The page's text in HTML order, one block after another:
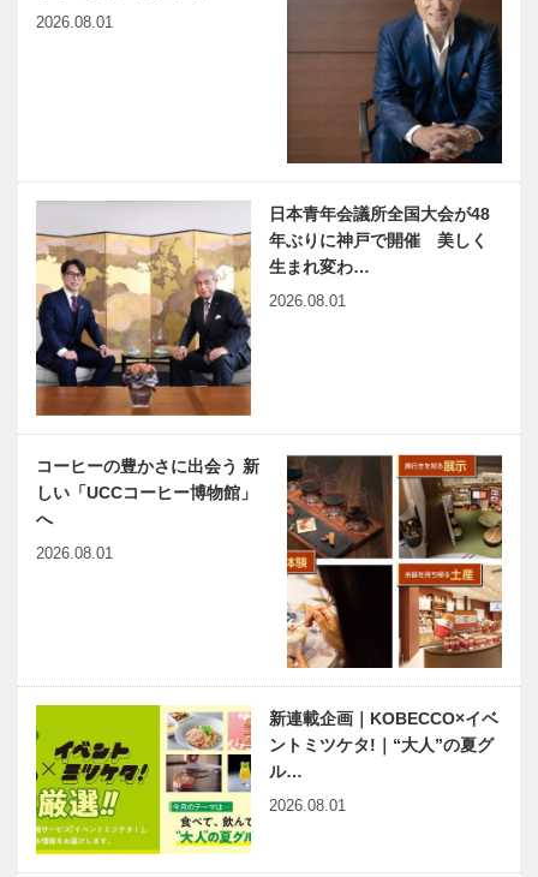
兵庫県医師会
の「みんなの
医療社会学」
第131回
Vol.51 自立とは、頼れる
神戸のカクシ
ボタン 第一
〇一回 阪神
沿線で働く女
「ウエディン
グの街神戸」
のPR大使 第
12代 神戸ウ
エディング
事業主体の保
育園 「サン
vol.43｜老祥
2026.08.01
日本青年会議所全国大会が48
年ぶりに神戸で開催 美しく
生まれ変わ…
2026.08.01
コーヒーの豊かさに出会う 新
しい「UCCコーヒー博物館」
へ
2026.08.01
新連載企画｜KOBECCO×イベ
ントミツケタ!｜“大人”の夏グ
ル…
2026.08.01